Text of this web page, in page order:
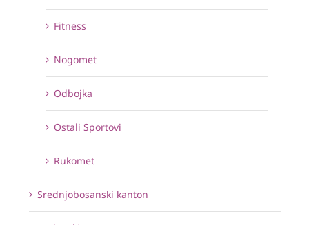
Fitness
Nogomet
Odbojka
Ostali Sportovi
Rukomet
Srednjobosanski kanton